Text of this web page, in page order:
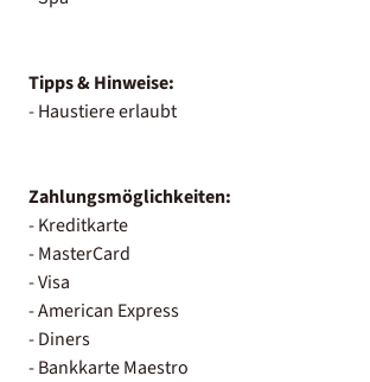
Tipps & Hinweise:
- Haustiere erlaubt
Zahlungsmöglichkeiten:
- Kreditkarte
- MasterCard
- Visa
- American Express
- Diners
- Bankkarte Maestro